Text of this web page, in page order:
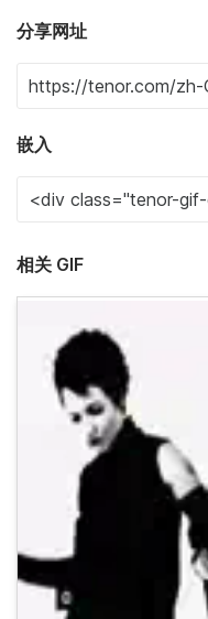
分享网址
嵌入
相关 GIF